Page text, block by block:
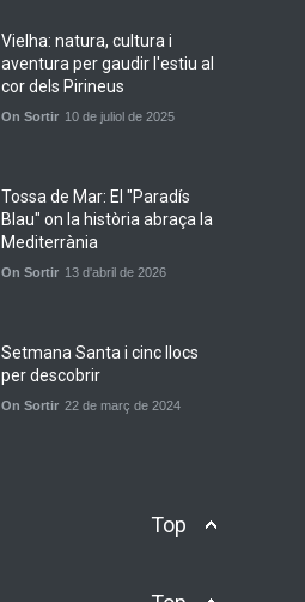
10 de juny de 2026
la calor amb l’himne
5 de juny de 2026
Vielha: natura, cultura i
aventura per gaudir l'estiu al
cor dels Pirineus
On Sortir 10 de juliol de 2025
Tossa de Mar: El "Paradís
Blau" on la història abraça la
Mediterrània
On Sortir 13 d'abril de 2026
Setmana Santa i cinc llocs
per descobrir
On Sortir 22 de març de 2024
Catalunya a Vilanova: Un
Top